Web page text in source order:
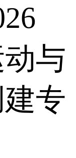
与
专